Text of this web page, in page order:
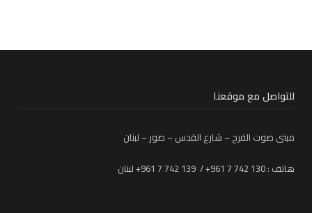
للتواصل مع موقعنا
مبنى صوت الفرح – شارع القدس – صور – لبنان
هاتف : 130 742 7 961+ / 139 742 7 961+ لبنان